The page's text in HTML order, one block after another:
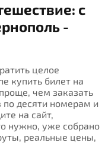
с
-
целое
купить билет на
чем заказать
по десяти номерам и
на сайт,
нужно, уже собрано
реальные цены,